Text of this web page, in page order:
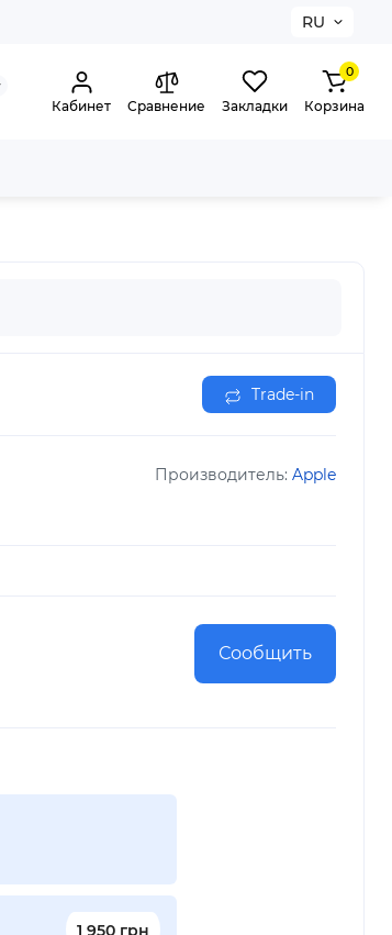
RU
Кабинет Сравнение Закладки
0
Корзина
Trade-in
Производитель: Apple
Сообщить